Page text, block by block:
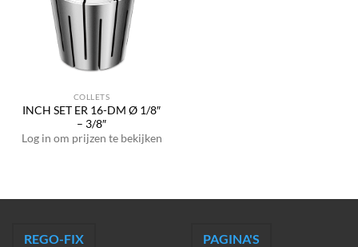
COLLETS
INCH SET ER 16-DM Ø 1/8″
– 3/8″
Log in om prijzen te bekijken
REGO-FIX PAGINA'S